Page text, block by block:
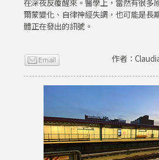
在深夜反覆醒來。醫學上，當然有很多
爾蒙變化、自律神經失調，也可能是長
體正在發出的訊號。
作者：